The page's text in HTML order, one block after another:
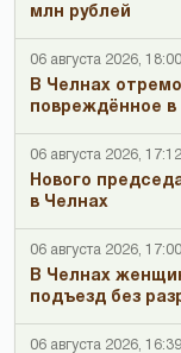
млн рублей
06 августа 2026, 18:00
В Челнах
повреждённое
06 августа 2026, 17:12
Нового
в Челнах
06 августа 2026, 17:00
В Челнах
подъезд без
06 августа 2026, 16:39